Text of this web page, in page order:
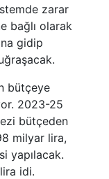
zarar
bağlı olarak
gidip
bütçeye
2023-25
bütçeden
milyar lira,
yapılacak.
idi.